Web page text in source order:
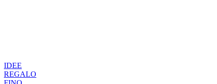
IDEE
REGALO